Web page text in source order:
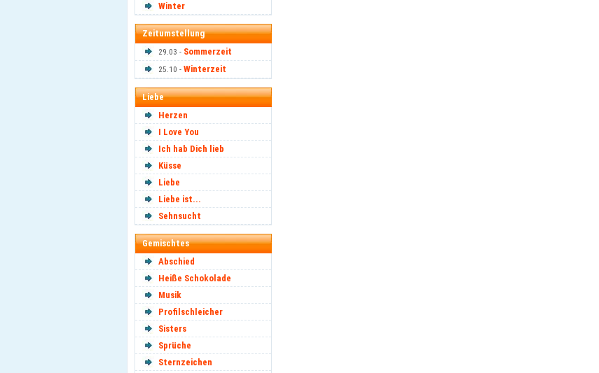
Winter
Zeitumstellung
29.03 - Sommerzeit
25.10 - Winterzeit
Liebe
Herzen
I Love You
Ich hab Dich lieb
Küsse
Liebe
Liebe ist...
Sehnsucht
Gemischtes
Abschied
Heiße Schokolade
Musik
Profilschleicher
Sisters
Sprüche
Sternzeichen